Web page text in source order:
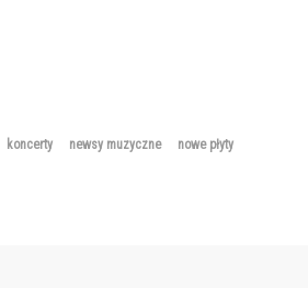
koncerty newsy muzyczne
nowe płyty